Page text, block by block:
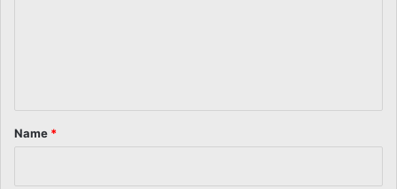
*
Name *